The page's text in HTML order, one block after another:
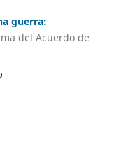
guerra:
del Acuerdo de